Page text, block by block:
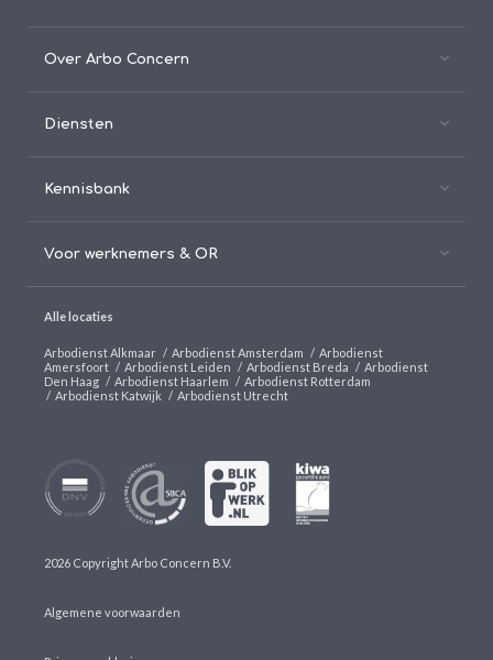
Over Arbo Concern
Diensten
Kennisbank
Voor werknemers & OR
Alle locaties
Arbodienst Alkmaar / Arbodienst Amsterdam / Arbodienst
Amersfoort / Arbodienst Leiden / Arbodienst Breda / Arbodienst
Den Haag / Arbodienst Haarlem / Arbodienst Rotterdam
/ Arbodienst Katwijk / Arbodienst Utrecht
2026 Copyright Arbo Concern B.V.
Algemene voorwaarden